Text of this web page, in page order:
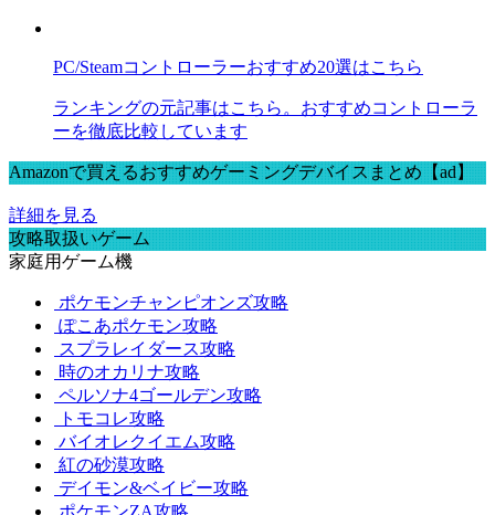
PC/Steamコントローラーおすすめ20選はこちら
ランキングの元記事はこちら。おすすめコントローラ
ーを徹底比較しています
Amazonで買えるおすすめゲーミングデバイスまとめ【ad】
詳細を見る
攻略取扱いゲーム
家庭用ゲーム機
ポケモンチャンピオンズ攻略
ぽこあポケモン攻略
スプラレイダース攻略
時のオカリナ攻略
ペルソナ4ゴールデン攻略
トモコレ攻略
バイオレクイエム攻略
紅の砂漠攻略
デイモン&ベイビー攻略